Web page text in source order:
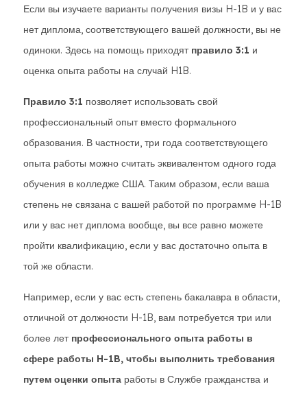
Если вы изучаете варианты получения визы H-1B и у вас
нет диплома, соответствующего вашей должности, вы не
одиноки. Здесь на помощь приходят правило 3:1 и
оценка опыта работы на случай H1B.
Правило 3:1 позволяет использовать свой
профессиональный опыт вместо формального
образования. В частности, три года соответствующего
опыта работы можно считать эквивалентом одного года
обучения в колледже США. Таким образом, если ваша
степень не связана с вашей работой по программе H-1B
или у вас нет диплома вообще, вы все равно можете
пройти квалификацию, если у вас достаточно опыта в
той же области.
Например, если у вас есть степень бакалавра в области,
отличной от должности H-1B, вам потребуется три или
более лет профессионального опыта работы в
сфере работы H-1B, чтобы выполнить требования
путем оценки опыта работы в Службе гражданства и